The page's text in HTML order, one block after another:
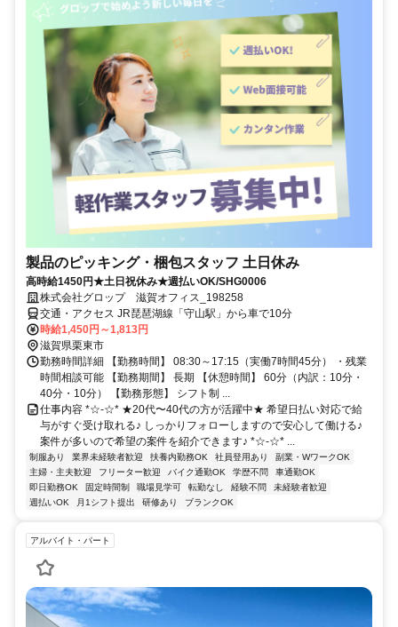
製品のピッキング・梱包スタッフ 土日休み
高時給1450円★土日祝休み★週払いOK/SHG0006
株式会社グロップ 滋賀オフィス_198258
交通・アクセス JR琵琶湖線「守山駅」から車で10分
時給1,450円～1,813円
滋賀県栗東市
勤務時間詳細 【勤務時間】 08:30～17:15（実働7時間45分） ・残業
時間相談可能 【勤務期間】 長期 【休憩時間】 60分（内訳：10分・
40分・10分） 【勤務形態】 シフト制 ...
仕事内容 *☆-☆* ★20代〜40代の方が活躍中★ 希望日払い対応で給
与がすぐ受け取れる♪ しっかりフォローしますので安心して働ける♪
案件が多いので希望の案件を紹介できます♪ *☆-☆* ...
制服あり 業界未経験者歓迎 扶養内勤務OK 社員登用あり
副業・WワークOK
主婦・主夫歓迎
フリーター歓迎 バイク通勤OK 学歴不問
車通勤OK
即日勤務OK
固定時間制 職場見学可 転勤なし 経験不問
未経験者歓迎
週払いOK
月1シフト提出 研修あり ブランクOK
アルバイト・パート